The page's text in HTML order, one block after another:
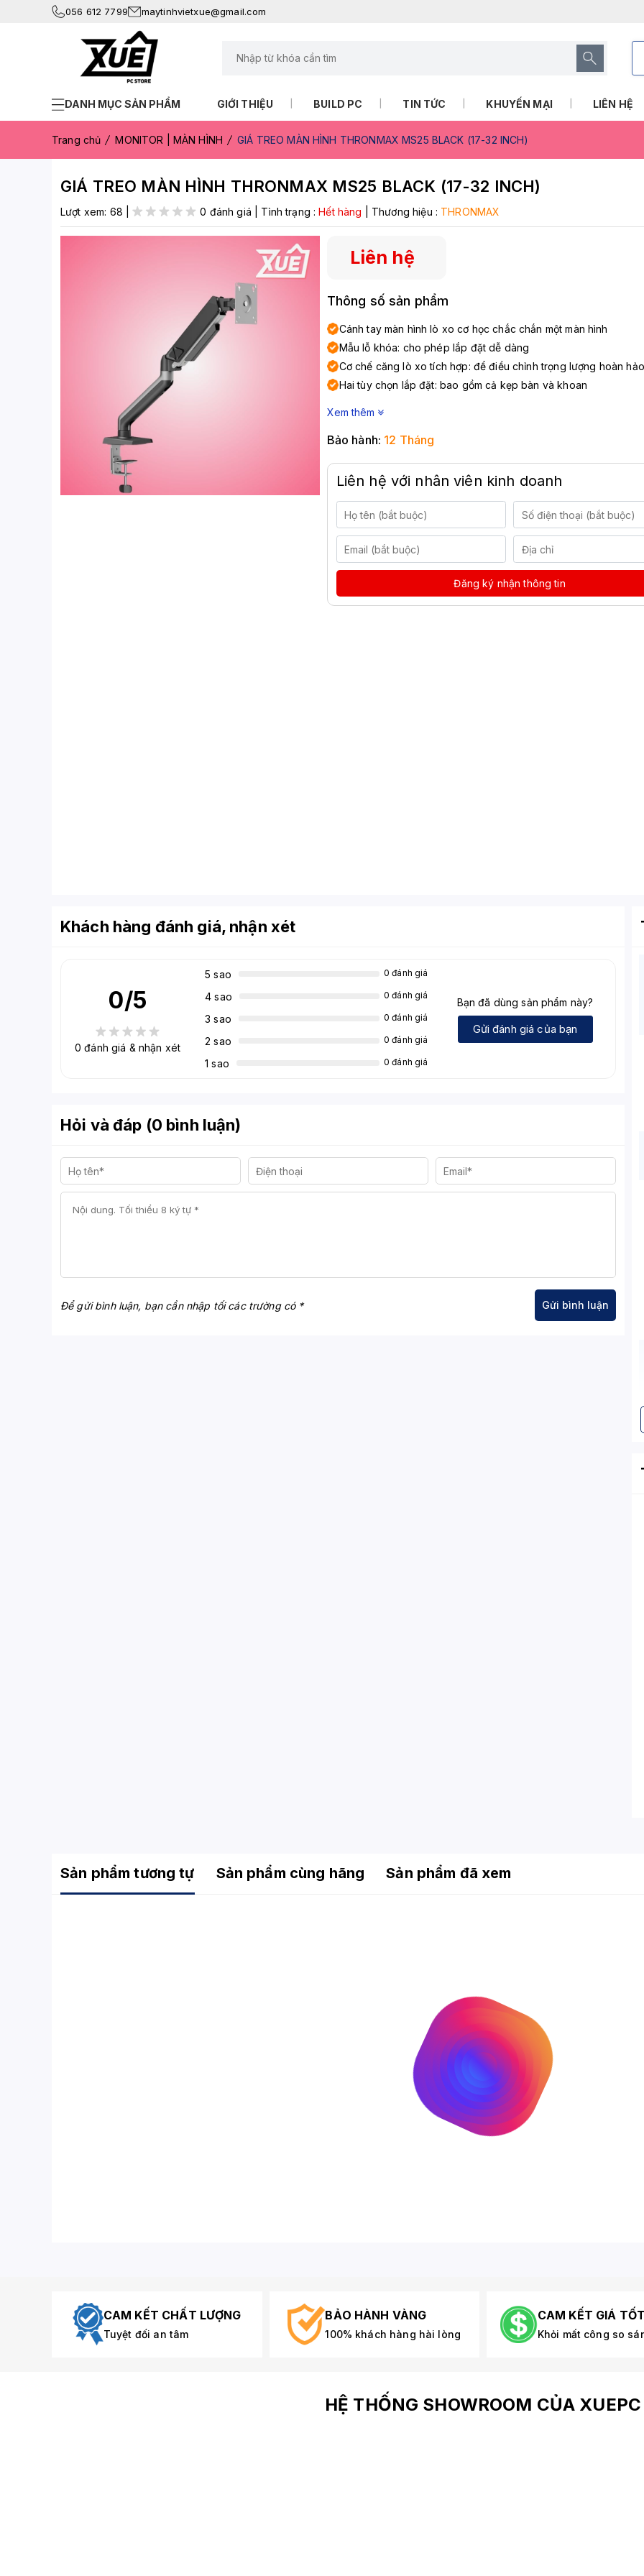
056 612 7799 maytinhvietxue@gmail.com
DANH MỤC SẢN PHẨM GIỚI THIỆU BUILD PC TIN TỨC KHUYẾN MẠI LIÊN HỆ
Trang chủ MONITOR | MÀN HÌNH GIÁ TREO MÀN HÌNH THRONMAX MS25 BLACK (17-32 INCH)
GIÁ TREO MÀN HÌNH THRONMAX MS25 BLACK (17-32 INCH)
Lượt xem: 68 | 0 đánh giá Tình trạng :Hết hàng Thương hiệu : THRONMAX
Liên hệ
Thông số sản phẩm
Cánh tay màn hình lò xo cơ học chắc chắn một màn hình
Mẫu lỗ khóa: cho phép lắp đặt dễ dàng
Cơ chế căng lò xo tích hợp: để điều chỉnh trọng lượng hoàn hảo
Hai tùy chọn lắp đặt: bao gồm cả kẹp bàn và khoan
Xem thêm
Bảo hành: 12 Tháng
Liên hệ với nhân viên kinh doanh
Đăng ký nhận thông tin
Khách hàng đánh giá, nhận xét
0/5
0 đánh giá & nhận xét
5 sao 0 đánh giá
4 sao 0 đánh giá
3 sao 0 đánh giá
2 sao 0 đánh giá
1 sao 0 đánh giá
Bạn đã dùng sản phẩm này?
Gửi đánh giá của bạn
Hỏi và đáp (0 bình luận)
Để gửi bình luận, bạn cần nhập tối các trường có *
Sản phẩm tương tự Sản phẩm cùng hãng Sản phẩm đã xem
CAM KẾT CHẤT LƯỢNG
Tuyệt đối an tâm
BẢO HÀNH VÀNG
100% khách hàng hài lòng
CAM KẾT GIÁ
Khỏi mất công so
HỆ THỐNG SHOWROOM CỦA XUEPC